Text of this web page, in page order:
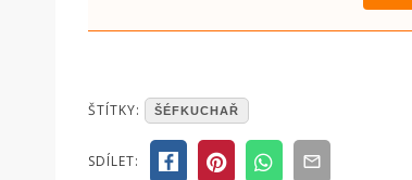
POSTED
ČLÁNKY
ŠTÍTKY: ŠÉFKUCHAŘ
SDÍLET: